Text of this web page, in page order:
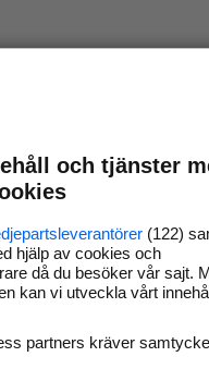
ditt företag
företag
på hitta.se och syns bättre
Helt
din företagsinformation
och hantera dina omdömen
och tjänster
(122)
hjälp av cookies och
då du besöker vår sajt.
kan vi utveckla vårt
partners kräver